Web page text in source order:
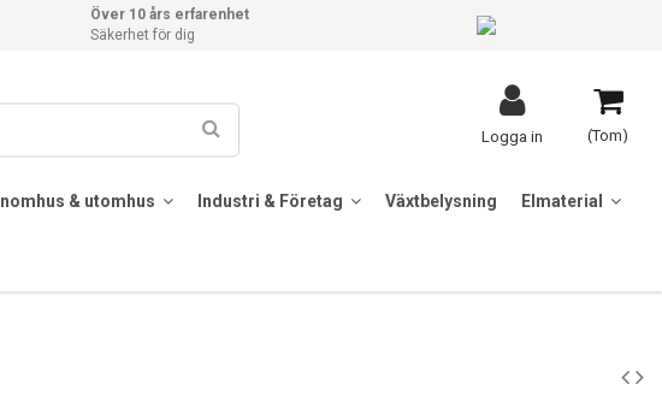
Över 10 års erfarenhet
Säkerhet för dig
(Tom)
Logga in
Inomhus & utomhus Industri & Företag Växtbelysning Elmaterial